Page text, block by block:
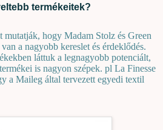
termékeitek?
mutatják, hogy Madam Stolz és Green
a nagyobb kereslet és érdeklődés.
láttuk a legnagyobb potenciált,
is nagyon szépek. pl La Finesse
a Maileg által tervezett egyedi textil